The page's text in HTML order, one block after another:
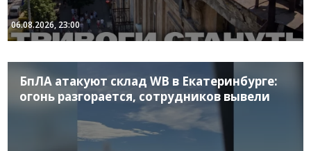
06.08.2026, 23:00
БпЛА атакуют склад WB в Екатеринбурге:
огонь разгорается, сотрудников вывели